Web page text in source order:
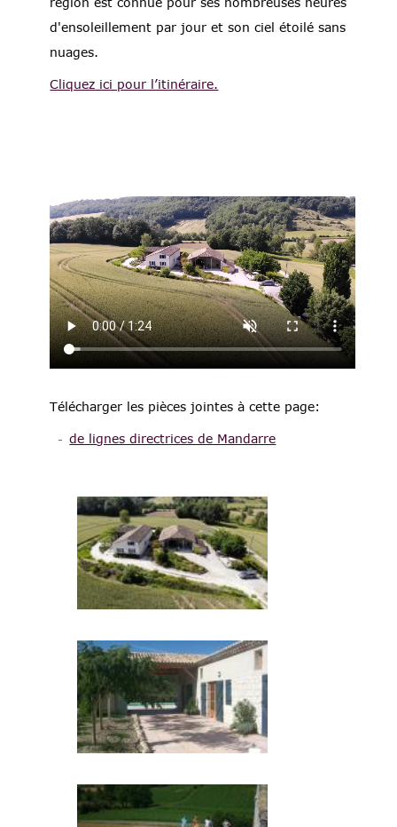
d'ensoleillement par jour et son ciel étoilé sans
nuages.
Cliquez ici pour l’itinéraire.
Télécharger les pièces jointes à cette page:
de lignes directrices de Mandarre